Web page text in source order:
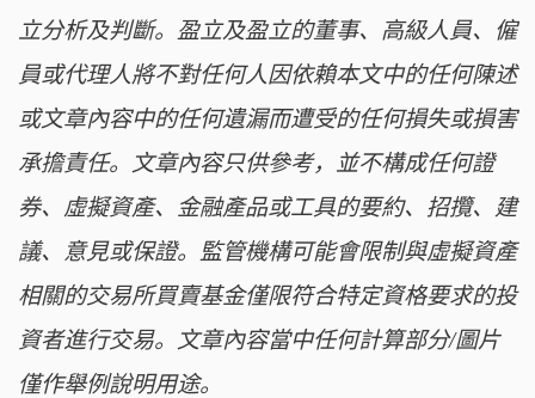
立分析及判斷。盈立及盈立的董事、高級人員、僱
員或代理人將不對任何人因依賴本文中的任何陳述
或文章內容中的任何遺漏而遭受的任何損失或損害
承擔責任。文章內容只供參考，並不構成任何證
券、虛擬資產、金融產品或工具的要約、招攬、建
議、意見或保證。監管機構可能會限制與虛擬資產
相關的交易所買賣基金僅限符合特定資格要求的投
資者進行交易。文章內容當中任何計算部分/圖片
僅作舉例說明用途。